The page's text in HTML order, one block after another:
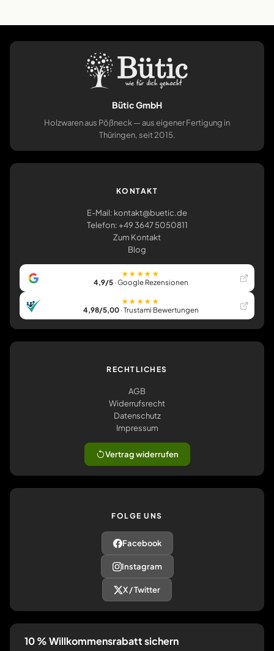
Bütic GmbH
Holzwaren aus Pößneck — aus eigener Fertigung in
Thüringen, seit 2015.
KONTAKT
E-Mail: kontakt@buetic.de
Telefon: +49 3647 5050811
Zum Kontakt
Blog
★★★★★
4,9/5· Google Rezensionen
★★★★★
4,98/5,00· Trustami Bewertungen
RECHTLICHES
AGB
Widerrufsrecht
Datenschutz
Impressum
Vertrag widerrufen
FOLGE UNS
Facebook
Instagram
X / Twitter
10 % Willkommensrabatt sichern